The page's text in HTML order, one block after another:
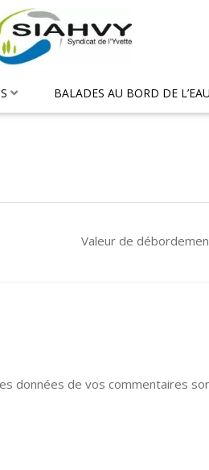
BALADES AU BORD DE L’EAU
Valeur de
données de vos commentaires